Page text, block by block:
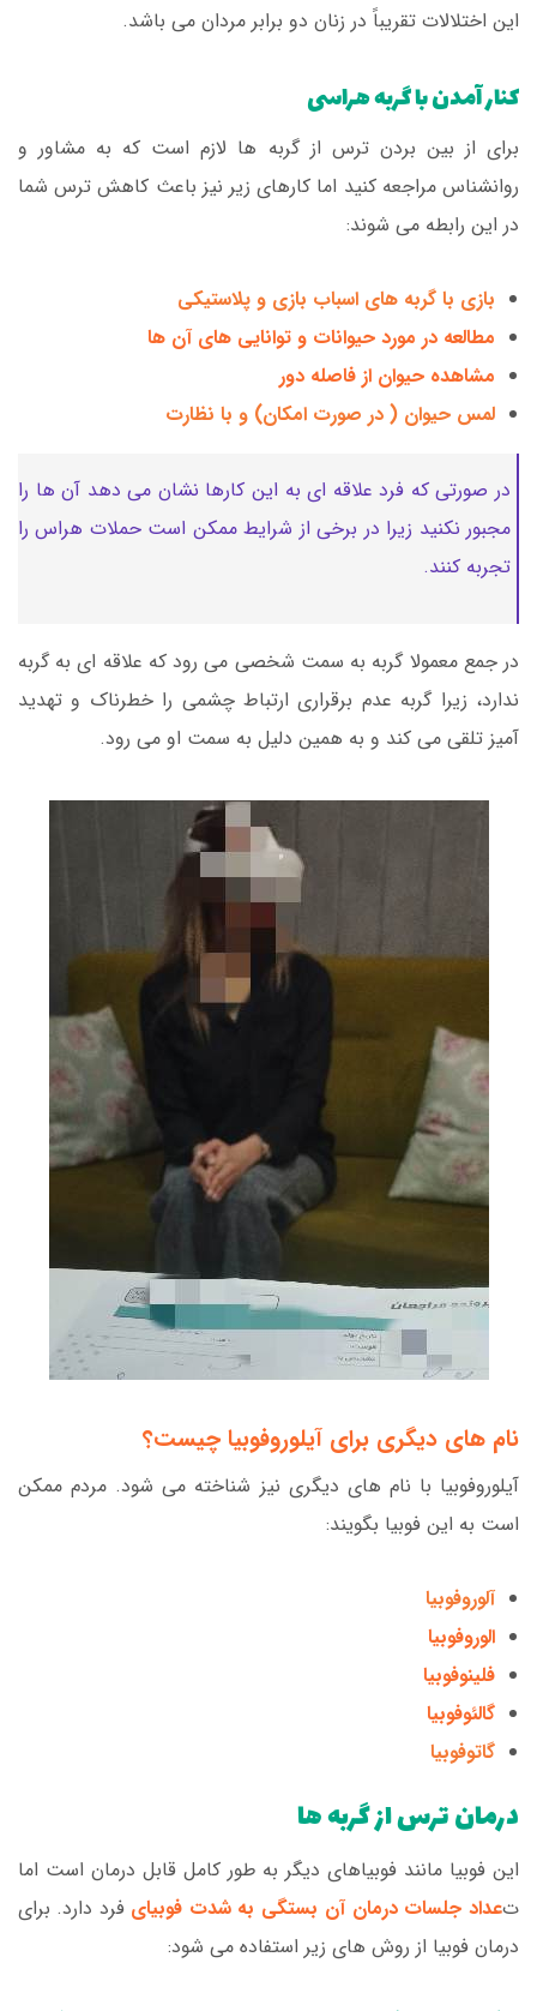
این اختلالات تقریباً در زنان دو برابر مردان می باشد.
کنار آمدن با گربه هراسی
برای از بین بردن ترس از گربه ها لازم است که به مشاور و
روانشناس مراجعه کنید اما کارهای زیر نیز باعث کاهش ترس شما
در این رابطه می شوند:
بازی با گربه های اسباب بازی و پلاستیکی
مطالعه در مورد حیوانات و توانایی های آن ها
مشاهده حیوان از فاصله دور
لمس حیوان ( در صورت امکان) و با نظارت
در صورتی که فرد علاقه ای به این کارها نشان می دهد آن ها را
مجبور نکنید زیرا در برخی از شرایط ممکن است حملات هراس را
تجربه کنند.
در جمع معمولا گربه به سمت شخصی می رود که علاقه ای به گربه
ندارد، زیرا گربه عدم برقراری ارتباط چشمی را خطرناک و تهدید
آمیز تلقی می کند و به همین دلیل به سمت او می رود.
نام های دیگری برای آیلوروفوبیا چیست؟
آیلوروفوبیا با نام های دیگری نیز شناخته می شود. مردم ممکن
است به این فوبیا بگویند:
آلوروفوبیا
الوروفوبیا
فلینوفوبیا
گالئوفوبیا
گاتوفوبیا
درمان ترس از گربه ها
این فوبیا مانند فوبیاهای دیگر به طور کامل قابل درمان است اما
تعداد جلسات درمان آن بستگی به شدت فوبیای فرد دارد. برای
درمان فوبیا از روش های زیر استفاده می شود: